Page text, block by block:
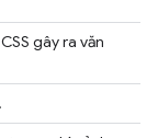
gây ra văn